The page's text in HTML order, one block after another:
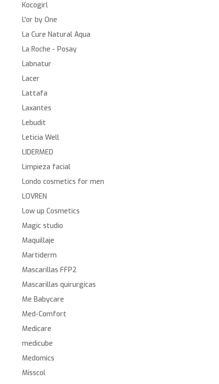
Kocogirl
L'or by One
La Cure Natural Aqua
La Roche - Posay
Labnatur
Lacer
Lattafa
Laxantes
Lebudit
Leticia Well
LIDERMED
Limpieza facial
Londo cosmetics for men
LOVREN
Low up Cosmetics
Magic studio
Maquillaje
Martiderm
Mascarillas FFP2
Mascarillas quirurgícas
Me Babycare
Med-Comfort
Medicare
medicube
Medomics
Misscol